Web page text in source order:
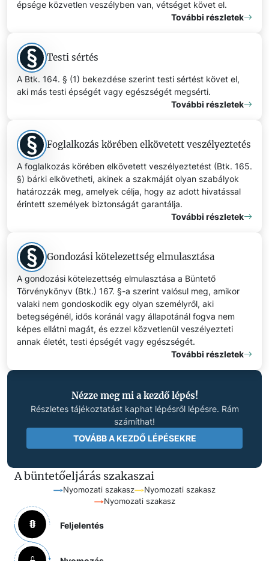
épsége közvetlen veszélyben van, vétséget követ el.
További részletek
Testi sértés
A Btk. 164. § (1) bekezdése szerint testi sértést követ el,
aki más testi épségét vagy egészségét megsérti.
További részletek
Foglalkozás körében elkövetett veszélyeztetés
A foglalkozás körében elkövetett veszélyeztetést (Btk. 165.
§) bárki elkövetheti, akinek a szakmáját olyan szabályok
határozzák meg, amelyek célja, hogy az adott hivatással
érintett személyek biztonságát garantálja.
További részletek
Gondozási kötelezettség elmulasztása
A gondozási kötelezettség elmulasztása a Büntető
Törvénykönyv (Btk.) 167. §-a szerint valósul meg, amikor
valaki nem gondoskodik egy olyan személyről, aki
betegségénél, idős koránál vagy állapotánál fogva nem
képes ellátni magát, és ezzel közvetlenül veszélyezteti
annak életét, testi épségét vagy egészségét.
További részletek
Nézze meg mi a kezdő lépés!
Részletes tájékoztatást kaphat lépésről lépésre. Rám
számíthat!
TOVÁBB A KEZDŐ LÉPÉSEKRE
A büntetőeljárás szakaszai
Nyomozati szakasz
Nyomozati szakasz
Nyomozati szakasz
Feljelentés